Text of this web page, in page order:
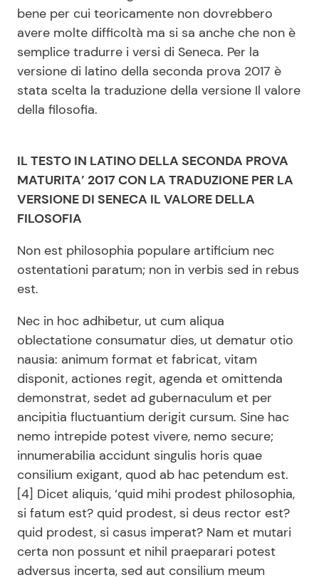
Seguici
Info
Redazione
Contattaci
Privacy Policy
bene per cui teoricamente non dovrebbero
avere molte difficoltà ma si sa anche che non è
semplice tradurre i versi di Seneca. Per la
versione di latino della seconda prova 2017 è
stata scelta la traduzione della versione Il valore
della filosofia.
IL TESTO IN LATINO DELLA SECONDA PROVA
MATURITA’ 2017 CON LA TRADUZIONE PER LA
VERSIONE DI SENECA IL VALORE DELLA
FILOSOFIA
Non est philosophia populare artificium nec
ostentationi paratum; non in verbis sed in rebus
est.
Nec in hoc adhibetur, ut cum aliqua
oblectatione consumatur dies, ut dematur otio
nausia: animum format et fabricat, vitam
disponit, actiones regit, agenda et omittenda
demonstrat, sedet ad gubernaculum et per
ancipitia fluctuantium derigit cursum. Sine hac
nemo intrepide potest vivere, nemo secure;
innumerabilia accidunt singulis horis quae
consilium exigant, quod ab hac petendum est.
[4] Dicet aliquis, ‘quid mihi prodest philosophia,
si fatum est? quid prodest, si deus rector est?
quid prodest, si casus imperat? Nam et mutari
certa non possunt et nihil praeparari potest
adversus incerta, sed aut consilium meum